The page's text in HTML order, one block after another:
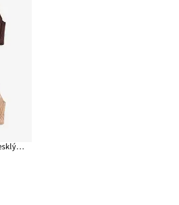
Podprsenka s kosticami s lesklým efektom (2 ks v balení)